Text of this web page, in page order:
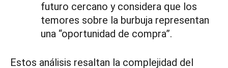
futuro cercano y considera que los
temores sobre la burbuja representan
una “oportunidad de compra”.
Estos análisis resaltan la complejidad del